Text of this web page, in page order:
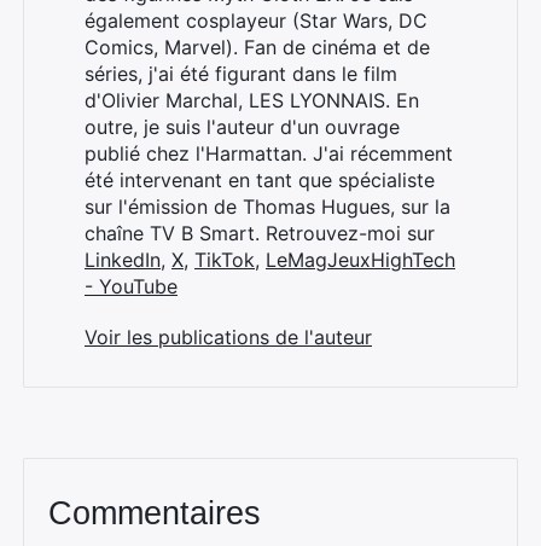
également cosplayeur (Star Wars, DC
Comics, Marvel). Fan de cinéma et de
séries, j'ai été figurant dans le film
d'Olivier Marchal, LES LYONNAIS. En
outre, je suis l'auteur d'un ouvrage
publié chez l'Harmattan. J'ai récemment
été intervenant en tant que spécialiste
sur l'émission de Thomas Hugues, sur la
chaîne TV B Smart. Retrouvez-moi sur
LinkedIn, X, TikTok, LeMagJeuxHighTech
- YouTube
Voir les publications de l'auteur
Commentaires
Rechercher
: